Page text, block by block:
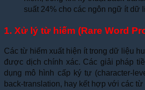
suất 24% cho các ngôn ngữ ít dữ
1. Xử lý từ hiếm (Rare Word
Các từ hiếm xuất hiện ít trong dữ liệu
được dịch chính xác. Các giải pháp
dụng mô hình cấp ký tự (character-
back-translation, hay kết hợp với các